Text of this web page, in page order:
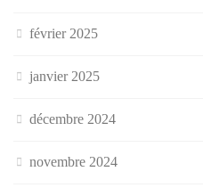
février 2025
janvier 2025
décembre 2024
novembre 2024